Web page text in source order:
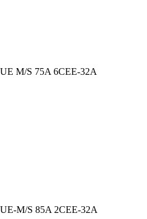
M/S 75A 6CEE-32A
M/S 85A 2CEE-32A